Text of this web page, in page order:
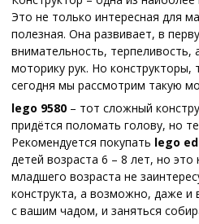
Это не только интересная для
полезная. Она развивает, в
внимательность, терпеливость,
моторику рук. Но
сегодня мы рассмотрим такую
lego 9580 – тот сложный
придётся поломать голову, но
Рекомендуется покупать lego
детей возраста 6 – 8 лет, но это
младшего возраста не
конструкта, а возможно, даже и
с вашим чадом, и заняться